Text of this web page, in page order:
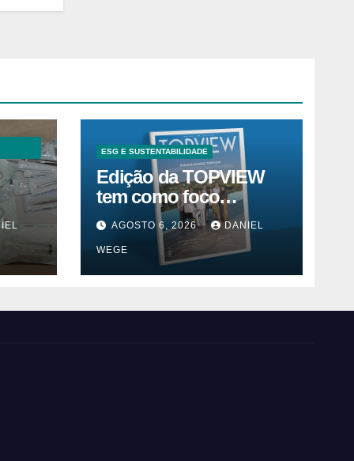
ESG E SUSTENTABILIDADE
Edição da TOPVIEW
tem como foco
inovação, educação e
ESG
AGOSTO 6, 2026 DANIEL
WEGE